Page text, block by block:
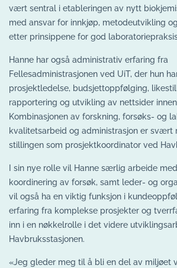
vært sentral i etableringen av nytt
med ansvar for innkjøp, metodeutvikling
etter prinsippene for god
Hanne har også administrativ erfaring fra
Fellesadministrasjonen ved UiT, der hun
prosjektledelse, budsjettoppfølging,
rapportering og utvikling av nettsider
Kombinasjonen av forskning, forsøks- og
kvalitetsarbeid og administrasjon er svært
stillingen som prosjektkoordinator ved
I sin nye rolle vil Hanne særlig arbeide
koordinering av forsøk, samt leder- og
vil også ha en viktig funksjon i
erfaring fra komplekse prosjekter og
inn i en nøkkelrolle i det videre
Havbruksstasjonen.
«Jeg gleder meg til å bli en del av miljøet